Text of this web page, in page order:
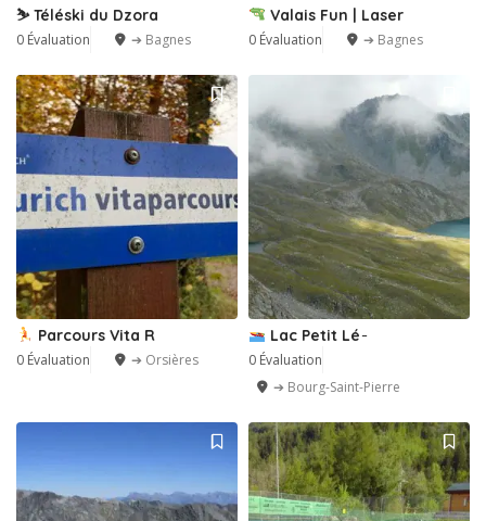
⛷️ Téléski du Dzora
0 Évaluation ➔ Bagnes
Valais Fun | Laser
0 Évaluation ➔ Bagnes
Parcours Vita R
0 Évaluation ➔ Orsières
Lac Petit Lé ̵
0 Évaluation
➔ Bourg-Saint-Pierre